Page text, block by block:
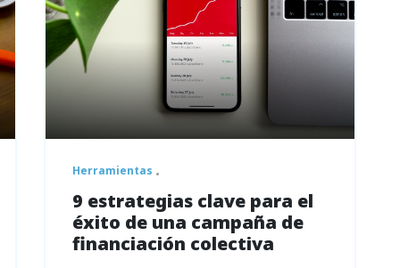
Herramientas
9 estrategias clave para el
éxito de una campaña de
financiación colectiva